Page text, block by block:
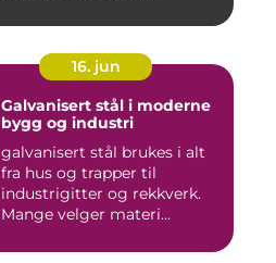
16. jun
Galvanisert stål i moderne
bygg og industri
galvanisert stål brukes i alt
fra hus og trapper til
industrigitter og rekkverk.
Mange velger materi...